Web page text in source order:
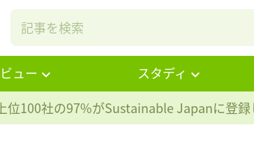
ュー スタディ
位100社の97%がSustainable Japanに登録